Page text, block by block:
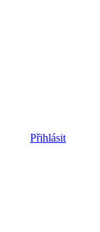
Přihlásit